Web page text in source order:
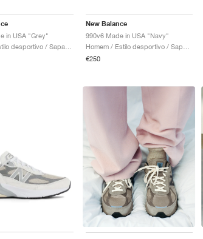
in USA "Grey"
New Balance
990v6 Made in USA "Navy"
€250